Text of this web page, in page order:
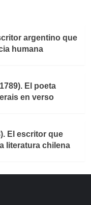
argentino que
humana
El poeta
en verso
El escritor que
literatura chilena